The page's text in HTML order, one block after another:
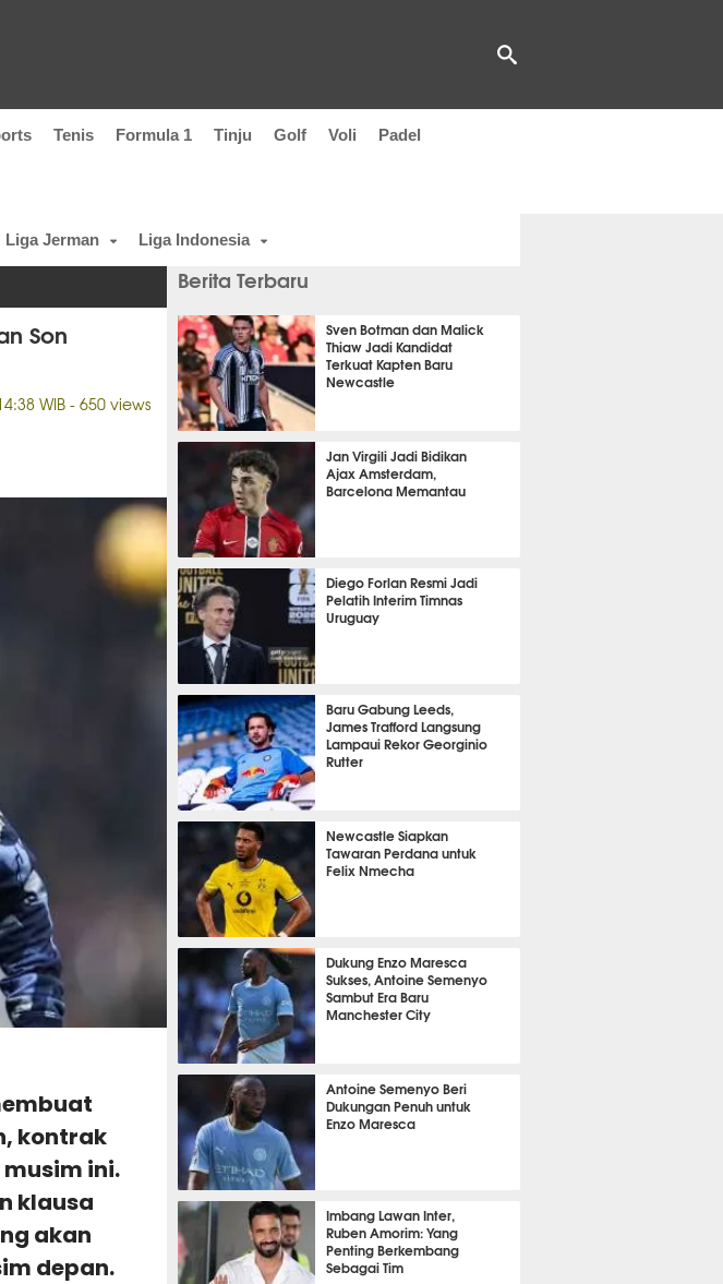
Tenis Formula 1 Tinju Golf Voli Padel
Liga Jerman Liga Indonesia
Son
WIB- 650 views
kontrak
ini.
klausa
akan
depan.
Berita Terbaru
Sven Botman dan Malick
Thiaw Jadi Kandidat
Terkuat Kapten Baru
Newcastle
5 menit 56 detik lalu
Jan Virgili Jadi Bidikan
Ajax Amsterdam,
Barcelona Memantau
10 menit 30 detik lalu
Diego Forlan Resmi Jadi
Pelatih Interim Timnas
Uruguay
13 menit 14 detik lalu
Baru Gabung Leeds,
James Trafford Langsung
Lampaui Rekor Georginio
Rutter
16 menit 3 detik lalu
Newcastle Siapkan
Tawaran Perdana untuk
Felix Nmecha
18 menit 48 detik lalu
Dukung Enzo Maresca
Sukses, Antoine Semenyo
Sambut Era Baru
Manchester City
26 menit 13 detik lalu
Antoine Semenyo Beri
Dukungan Penuh untuk
Enzo Maresca
27 menit 3 detik lalu
Imbang Lawan Inter,
Ruben Amorim: Yang
Penting Berkembang
Sebagai Tim